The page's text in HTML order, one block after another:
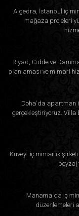
Algedra, İstanbul iç
mağaza projeleri
Riyad, Cidde ve
planlaması ve mimari
Doha'da apartman
gerçekleştiriyoruz. Villa
Kuveyt iç mimarlık
peyzaj
Manama'da iç
düzenlemeleri